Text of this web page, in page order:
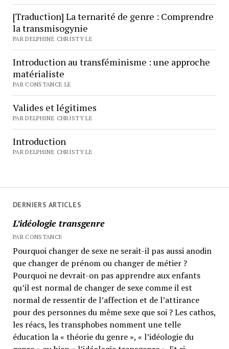
DERNIERS ARTICLES
L’idéologie transgenre
PAR CONSTANCE
Pourquoi changer de sexe ne serait-il pas aussi anodin
que changer de prénom ou changer de métier ?
Pourquoi ne devrait-on pas apprendre aux enfants
qu’il est normal de changer de sexe comme il est
normal de ressentir de l’affection et de l’attirance
pour des personnes du même sexe que soi ? Les cathos,
les réacs, les transphobes nomment une telle
éducation la « théorie du genre », « l’idéologie du
[Traduction] La ternarité de genre : Comprendre
la transmisogynie
PAR DELPHINE CHRISTY LE
Introduction au transféminisme : une approche
matérialiste
PAR CONSTANCE LE
Valides et légitimes
PAR DELPHINE CHRISTY LE
Introduction
PAR DELPHINE CHRISTY LE